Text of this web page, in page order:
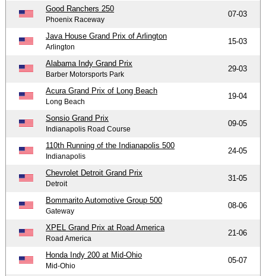
Good Ranchers 250
Phoenix Raceway
07-03
Java House Grand Prix of Arlington
Arlington
15-03
Alabama Indy Grand Prix
Barber Motorsports Park
29-03
Acura Grand Prix of Long Beach
Long Beach
19-04
Sonsio Grand Prix
Indianapolis Road Course
09-05
110th Running of the Indianapolis 500
Indianapolis
24-05
Chevrolet Detroit Grand Prix
Detroit
31-05
Bommarito Automotive Group 500
Gateway
08-06
XPEL Grand Prix at Road America
Road America
21-06
Honda Indy 200 at Mid-Ohio
Mid-Ohio
05-07